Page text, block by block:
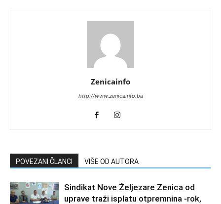
Zenicainfo
http://www.zenicainfo.ba
POVEZANI ČLANCI VIŠE OD AUTORA
Sindikat Nove Željezare Zenica od
uprave traži isplatu otpremnina -rok,